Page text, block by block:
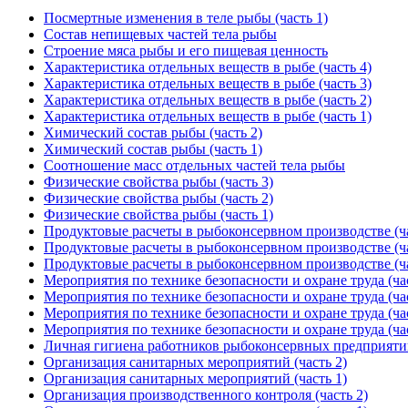
Посмертные изменения в теле рыбы (часть 1)
Состав непищевых частей тела рыбы
Строение мяса рыбы и его пищевая ценность
Характеристика отдельных веществ в рыбе (часть 4)
Характеристика отдельных веществ в рыбе (часть 3)
Характеристика отдельных веществ в рыбе (часть 2)
Характеристика отдельных веществ в рыбе (часть 1)
Химический состав рыбы (часть 2)
Химический состав рыбы (часть 1)
Соотношение масс отдельных частей тела рыбы
Физические свойства рыбы (часть 3)
Физические свойства рыбы (часть 2)
Физические свойства рыбы (часть 1)
Продуктовые расчеты в рыбоконсервном производстве
Продуктовые расчеты в рыбоконсервном производстве
Продуктовые расчеты в рыбоконсервном производстве
Мероприятия по технике безопасности и охране труда
Мероприятия по технике безопасности и охране труда
Мероприятия по технике безопасности и охране труда
Мероприятия по технике безопасности и охране труда
Личная гигиена работников рыбоконсервных
Организация санитарных мероприятий (часть 2)
Организация санитарных мероприятий (часть 1)
Организация производственного контроля (часть 2)